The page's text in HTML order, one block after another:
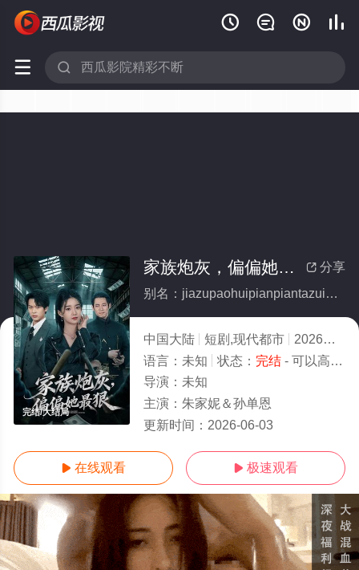
   
 
完结/大结局
 分享
家族炮灰，偏偏她最狠(全集)
别名：jiazupaohuipianpiantazuihen
中国大陆 短剧,现代都市 2026
10.0
语言： 未知 状态： 完结- 可以高清免费在线观看
导演： 未知
主演： 朱家妮＆孙单恩
更新时间： 2026-06-03
 在线观看  极速观看